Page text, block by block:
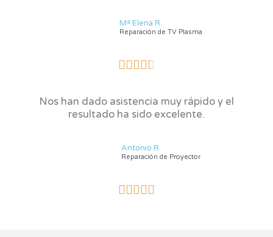
o
e
5
Mª Elena R.
Reparación de TV Plasma

o
r
o
Nos han dado asistencia muy rápido y el
resultado ha sido excelente.​
Antonio R.
Reparación de Proyector
